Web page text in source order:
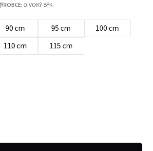
DIVOKÝ-BÝK
90 cm 95 cm
100 cm
110 cm 115 cm